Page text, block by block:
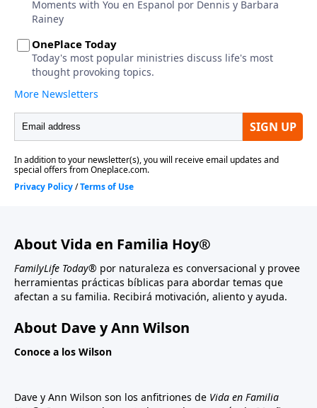
About Vida en Familia Hoy®
FamilyLife Today® por naturaleza es conversacional y provee
herramientas prácticas bíblicas para abordar temas que
afectan a su familia. Recibirá motivación, aliento y ayuda.
About Dave y Ann Wilson
Conoce a los Wilson
Dave y Ann Wilson son los anfitriones de Vida en Familia